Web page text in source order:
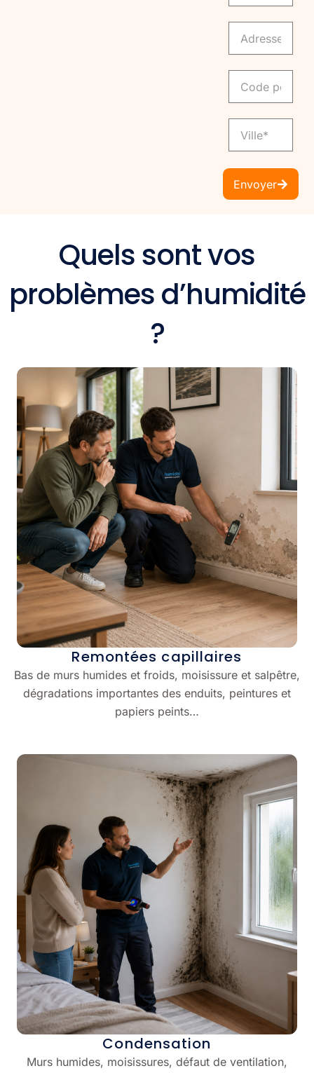
Envoyer
Quels sont vos
problèmes d’humidité
?
Remontées capillaires
Bas de murs humides et froids, moisissure et salpêtre,
dégradations importantes des enduits, peintures et
papiers peints…
Condensation
Murs humides, moisissures, défaut de ventilation,